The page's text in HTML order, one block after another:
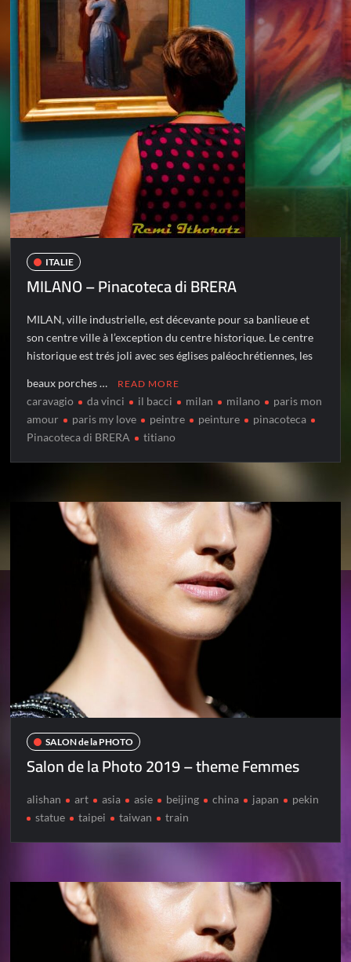
ITALIE
MILANO – Pinacoteca di BRERA
MILAN, ville industrielle, est décevante pour sa banlieue et
son centre ville à l’exception du centre historique. Le centre
historique est trés joli avec ses églises paléochrétiennes, les
beaux porches … READ MORE
caravagio da vinci il bacci milan milano
paris mon
amour
paris my love peintre peinture
pinacoteca
Pinacoteca di BRERA
titiano
SALON de la PHOTO
Salon de la Photo 2019 – theme Femmes
alishan art asia asie beijing china japan
pekin
statue
taipei taiwan train